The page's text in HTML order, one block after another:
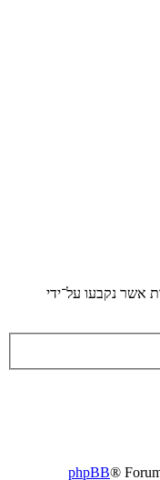
אשר נקבעו על־ידי
phpBB®